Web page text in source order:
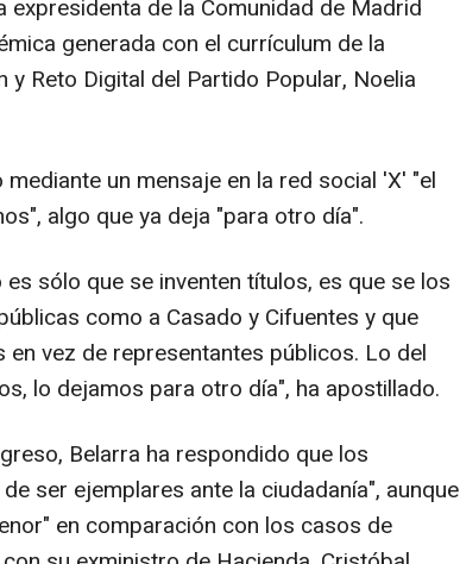
expresidenta de la Comunidad de Madrid
generada con el currículum de la
Reto Digital del Partido Popular, Noelia
un mensaje en la red social 'X' "el
algo que ya deja "para otro día".
sólo que se inventen títulos, es que se los
como a Casado y Cifuentes y que
vez de representantes públicos. Lo del
lo dejamos para otro día", ha apostillado.
Belarra ha respondido que los
ser ejemplares ante la ciudadanía", aunque
en comparación con los casos de